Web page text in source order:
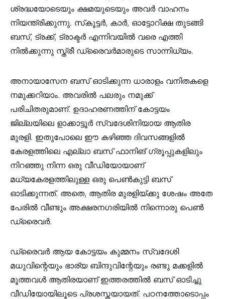
ശ്രദ്ധയോടെയും ക്ഷമയുടെയും അവർ വാഹനം
നിയന്ത്രിക്കുന്നു. സ്‌കൂട്ടർ, കാർ, ഓട്ടോറിക്ഷ തുടങ്ങി
ബസ്, ട്രക്ക്, ട്രാക്ടർ എന്നിവയിൽ വരെ എത്തി
നിൽക്കുന്നു സ്ത്രീ ഡ്രൈവർമാരുടെ സാന്നിധ്യം.
അനായാസേന ബസ് ഓടിക്കുന്ന ധാരാളം വനിതകളെ
നമുക്കറിയാം. അവരിൽ പലരും നമുക്ക്
പരിചിതരുമാണ്. ഉദാഹരണത്തിന് കോട്ടയം
ജില്ലയിലെ ളാക്കാട്ടൂർ സ്വദേശിനിയായ ആതിര
മുരളി. ഇതുപോലെ ഈ കഴിഞ്ഞ ദിവസങ്ങളിൽ
കേരളത്തിലെ എല്ലാ ബസ് ഫാനിങ് ഗ്രൂപ്പുകളിലും
നിറഞ്ഞു നിന്ന ഒരു വീഡിയോയാണ്
മധ്യകേരളത്തിലുള്ള ഒരു പെൺകുട്ടി ബസ്
ഓടിക്കുന്നത്. അതെ, ആതിര മുരളിയ്ക്കു ശേഷം അതേ
പേരിൽ വീണ്ടും അക്ഷരനഗരിയിൽ നിന്നൊരു പെൺ
ഡ്രൈവർ.
ഡ്രൈവർ ആയ കോട്ടയം കുമ്മനം സ്വദേശി
മധുവിന്റെയും ഭാര്യ ബിന്ദുവിന്റേയും രണ്ടു മക്കളിൽ
മൂത്തവൾ ആതിരയാണ് ഇത്തരത്തിൽ ബസ് ഓടിച്ചു
വീഡിയോയിലൂടെ പ്രശസ്തയായത്. പഠനത്തോടൊപ്പം